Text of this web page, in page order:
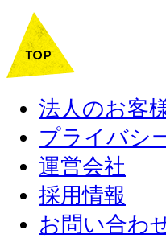
法人のお客
プライバシ
運営会社
採用情報
お問い合わ